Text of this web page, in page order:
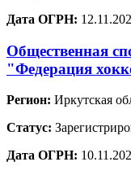
Дата ОГРН:
Общественная
"Федерация
Регион: Иркутская
Статус:
Дата ОГРН: